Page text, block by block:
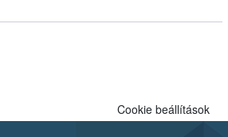
eb tartását és annak engedélyezését.
Cookie beállítások